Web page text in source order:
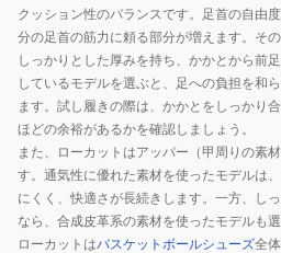
クッション性のバランスです。足首の自由
分の足首の筋力に頼る部分が増えます。そ
しっかりとした厚みを持ち、かかとから前
しているモデルを選ぶと、足への負担を和
ます。試し履きの際は、かかとをしっかり
ほどの余裕があるかを確認しましょう。
また、ローカットはアッパー（甲周りの素
す。通気性に優れた素材を使ったモデルは
にくく、快適さが長続きします。一方、し
なら、合成皮革系の素材を使ったモデルも
ローカットはバスケットボールシューズ全